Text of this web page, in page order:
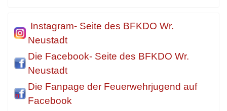
Instagram- Seite des BFKDO Wr.
Neustadt
Die Facebook- Seite des BFKDO Wr.
Neustadt
Die Fanpage der Feuerwehrjugend auf
Facebook